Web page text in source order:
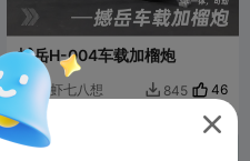
撼岳H-004车载加榴炮
虾七八想  845 46
